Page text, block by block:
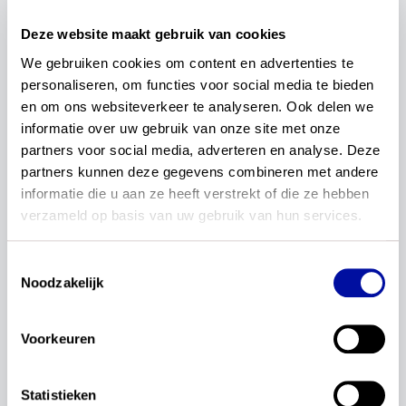
Deze website maakt gebruik van cookies
We gebruiken cookies om content en advertenties te
personaliseren, om functies voor social media te bieden
en om ons websiteverkeer te analyseren. Ook delen we
informatie over uw gebruik van onze site met onze
partners voor social media, adverteren en analyse. Deze
partners kunnen deze gegevens combineren met andere
informatie die u aan ze heeft verstrekt of die ze hebben
verzameld op basis van uw gebruik van hun services.
Noodzakelijk
Voorkeuren
Statistieken
Werving & selectie procesregisseurs en teams
Voor de verschillende leergebieden worden
aparte teams ingericht. Deze teams bestaan uit
leraren po, leraren vo, vakexperts en
curriculumexperts en worden aangestuurd door
een procesregisseur. De wervingscampagne voor
de procesregisseurs is 11 april gestart. Kort hierna
zijn. SLO heeft het wervings- en selectiebureau
organiseren. Alle informatie over de werving is
actualisatiekerndoelen.nl
. Binnenkort delen we